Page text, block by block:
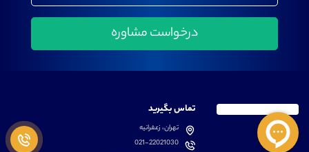
تماس بگیرید
تهران، زعفرانیه
021-22021030